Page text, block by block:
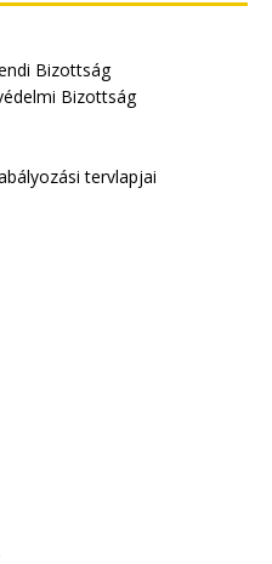
Bizottság
Bizottság
tervlapjai